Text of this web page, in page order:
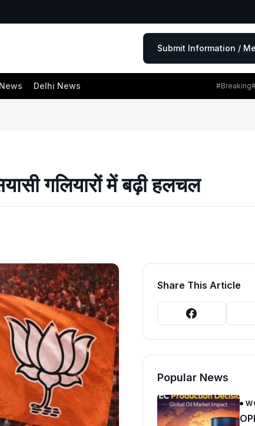
Submit Information /
Delhi News #Breaking
गलियारों में बढ़ी हलचल
Share This Article
Popular News